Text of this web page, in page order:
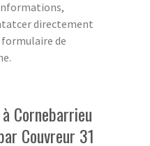
directement
de
Cornebarrieu
Couvreur 31